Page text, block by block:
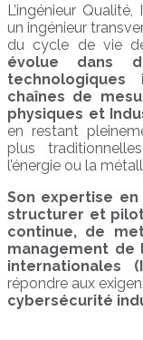
L’ingénieur
un ingénieur
du cycle de vie
évolue dans
chaînes de
physiques et
en restant
plus
l’énergie ou la
Son expertise
structurer et
continue, de
management de
internationales
répondre aux
cybersécurité